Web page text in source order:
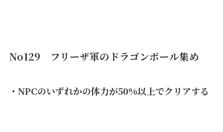
No129 フリーザ軍のドラゴンボール集め
・NPCのいずれかの体力が50%以上でクリアする